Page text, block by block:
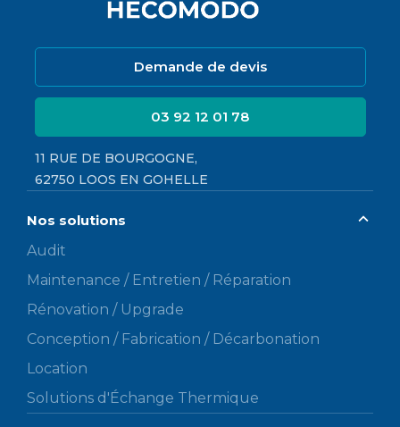
Nos solutions
Audit
Maintenance / Entretien / Réparation
Rénovation / Upgrade
Conception / Fabrication / Décarbonation
Location
Solutions d'Échange Thermique
Demande de devis
03 92 12 01 78
11 RUE DE BOURGOGNE,
62750 LOOS EN GOHELLE